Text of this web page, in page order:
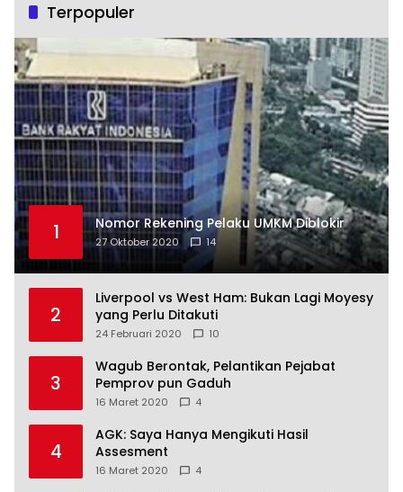
Terpopuler
1 Nomor Rekening Pelaku UMKM Diblokir
27 Oktober 2020 14
2
Liverpool vs West Ham: Bukan Lagi Moyesy
yang Perlu Ditakuti
24 Februari 2020 10
3
Wagub Berontak, Pelantikan Pejabat
Pemprov pun Gaduh
16 Maret 2020 4
4
AGK: Saya Hanya Mengikuti Hasil
Assesment
16 Maret 2020 4